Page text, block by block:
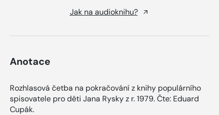
Jak na audioknihu?
Anotace
Rozhlasová četba na pokračování z knihy populárního
spisovatele pro děti Jana Rysky z r. 1979. Čte: Eduard
Cupák.